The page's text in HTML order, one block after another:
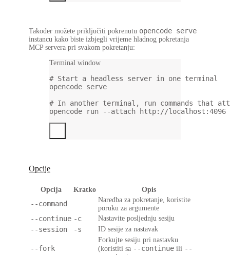
Također možete priključiti pokrenutu opencode serve
instancu kako biste izbjegli vrijeme hladnog pokretanja
MCP servera pri svakom pokretanju:
Terminal window
# Start a headless server in one terminal
opencode serve
# In another terminal, run commands that
opencode
run --attach http://localhost:4096
Opcije
Opcija Kratko Opis
--command
Naredba za pokretanje, koristite
poruku za argumente
--continue -c Nastavite posljednju sesiju
--session -s ID sesije za nastavak
--fork
Forkujte sesiju pri nastavku
(koristiti sa --continue ili --